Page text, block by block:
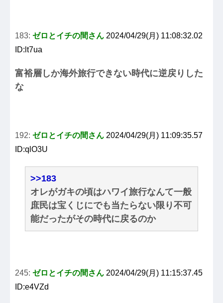
183: ゼロとイチの間さん 2024/04/29(月) 11:08:32.02
ID:lt7ua
富裕層しか海外旅行できない時代に逆戻りした
な
192: ゼロとイチの間さん 2024/04/29(月) 11:09:35.57
ID:qlO3U
>>183
オレがガキの頃はハワイ旅行なんて一般
庶民は宝くじにでも当たらない限り不可
能だったがその時代に戻るのか
245: ゼロとイチの間さん 2024/04/29(月) 11:15:37.45
ID:e4VZd